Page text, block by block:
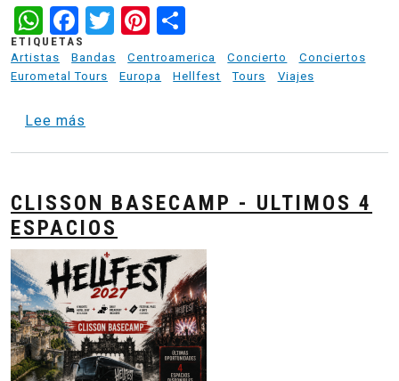
WhatsApp
Facebook
TwitterPinterest
ETIQUETAS
Artistas
Bandas Centroamerica Concierto
Conciertos
Eurometal Tours
Europa Hellfest Tours Viajes
Lee más
CLISSON BASECAMP - ULTIMOS 4
ESPACIOS